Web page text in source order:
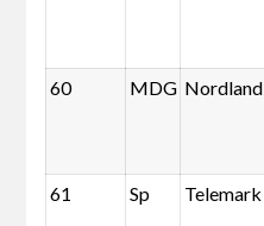
60
MDG Nordland
61
Sp Telemark